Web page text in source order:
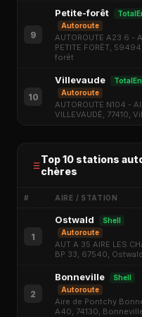
9
Petite-forêt
Autoroute
AUTOROUTE A23 6 -
PETITE FORÊT,
forêt
10
Villevaude
Autoroute
AUTOROUTE N104 -
VILLEVAUDÉ, 77410,
Top 10 stations
chères
# AIRE / STATION
1
Ostwald
Shell
Autoroute
AUT A 35 AIRE LES
BP 33, 67540, Ostwald
2
Bonneville
Shell
Autoroute
Aire de Pontchy
A40, 74130,